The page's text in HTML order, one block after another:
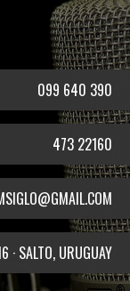
099 640 390
473 22160
· SALTO, URUGUAY